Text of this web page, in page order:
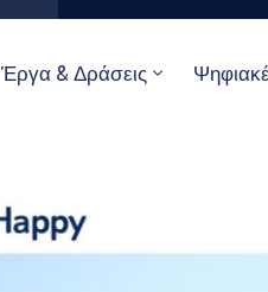
Έργα & Δράσεις